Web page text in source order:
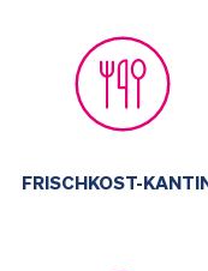
FRISCHKOST-